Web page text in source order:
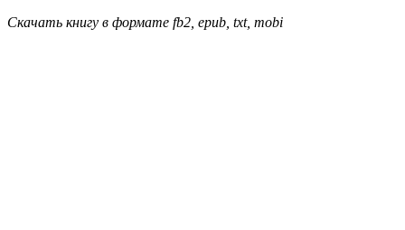
Скачать книгу в формате fb2, epub, txt, mobi